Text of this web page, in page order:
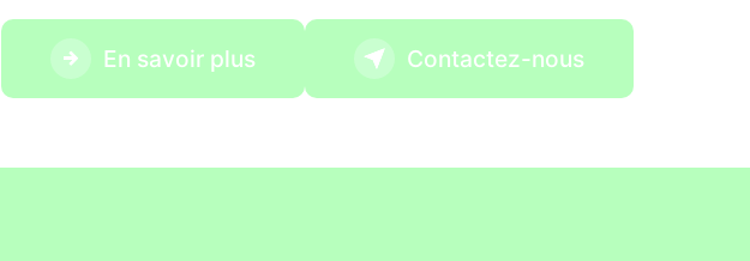
En savoir plus Contactez-nous